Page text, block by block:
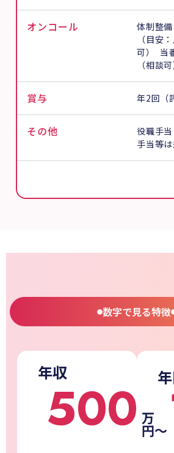
オンコール
体制整
（目安
可） 当
（相談可
賞与 年2回（
その他
役職手
手当等
数字で見る特徴
年収
500 万
円〜